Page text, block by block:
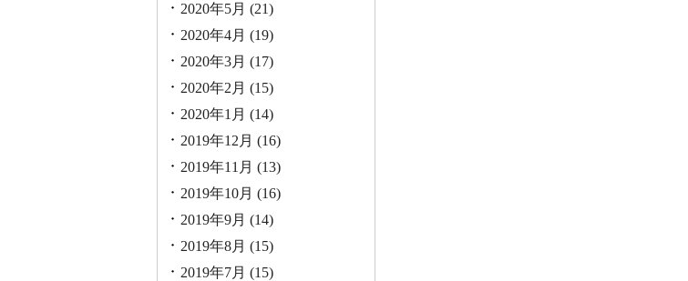
2020年5月 (21)
2020年4月 (19)
2020年3月 (17)
2020年2月 (15)
2020年1月 (14)
2019年12月 (16)
2019年11月 (13)
2019年10月 (16)
2019年9月 (14)
2019年8月 (15)
2019年7月 (15)